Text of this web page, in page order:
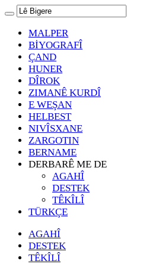
MALPER
BİYOGRAFÎ
ÇAND
HUNER
DÎROK
ZIMANÊ KURDÎ
E WEŞAN
HELBEST
NIVÎSXANE
ZARGOTIN
BERNAME
DERBARÊ ME DE
AGAHÎ
DESTEK
TÊKÎLÎ
TÜRKÇE
AGAHÎ
DESTEK
TÊKÎLÎ